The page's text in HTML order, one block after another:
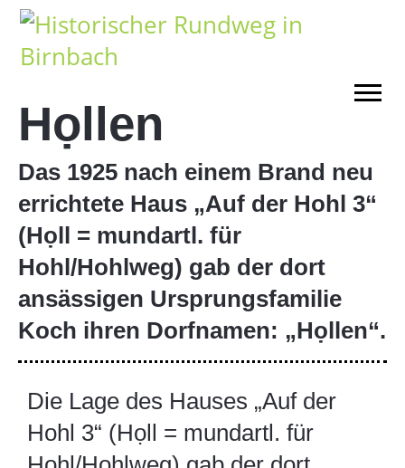
Họllen
Das 1925 nach einem Brand neu
errichtete Haus „Auf der Hohl 3“
(Họll = mundartl. für
Hohl/Hohlweg) gab der dort
ansässigen Ursprungsfamilie
Koch ihren Dorfnamen: „Họllen“.
Die Lage des Hauses „Auf der
Hohl 3“ (Họll = mundartl. für